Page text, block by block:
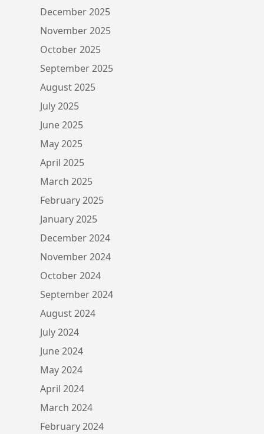
December 2025
November 2025
October 2025
September 2025
August 2025
July 2025
June 2025
May 2025
April 2025
March 2025
February 2025
January 2025
December 2024
November 2024
October 2024
September 2024
August 2024
July 2024
June 2024
May 2024
April 2024
March 2024
February 2024